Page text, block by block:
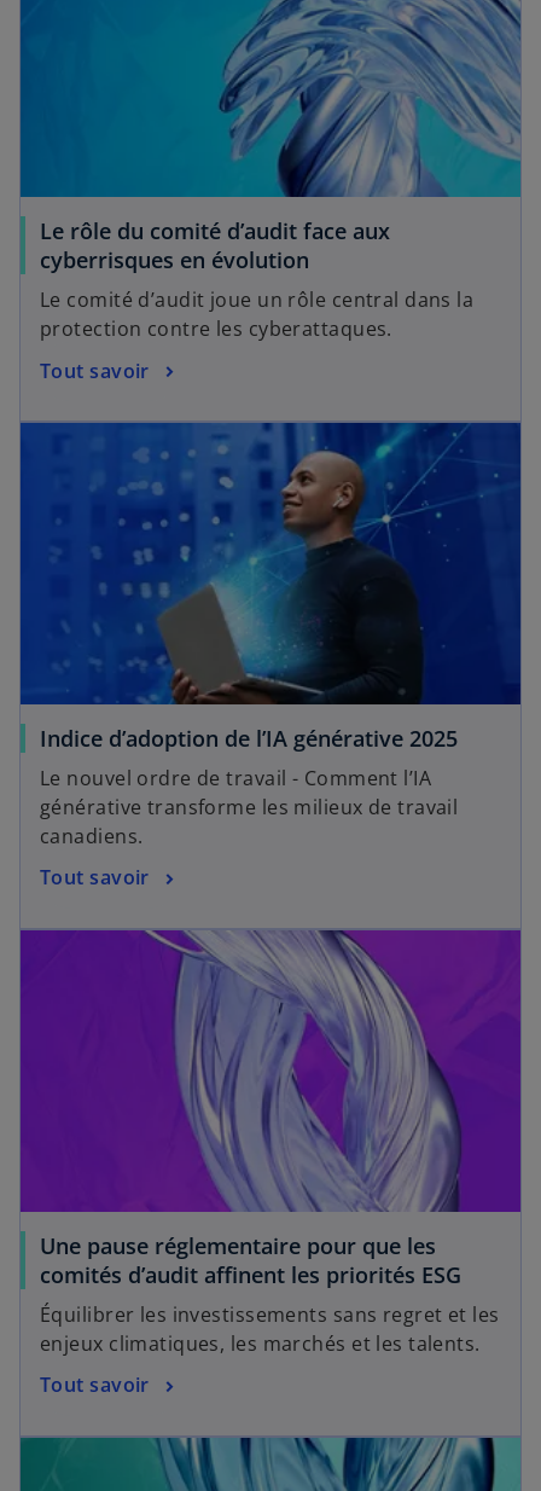
Le rôle du comité d’audit face aux
cyberrisques en évolution
Le comité d’audit joue un rôle central dans la
protection contre les cyberattaques.
Tout savoir
Indice d’adoption de l’IA générative 2025
Le nouvel ordre de travail - Comment l’IA
générative transforme les milieux de travail
canadiens.
Tout savoir
Une pause réglementaire pour que les
comités d’audit affinent les priorités ESG
Équilibrer les investissements sans regret et les
enjeux climatiques, les marchés et les talents.
Tout savoir